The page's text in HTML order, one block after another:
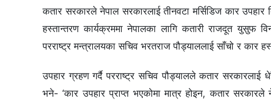
कतार सरकारले नेपाल सरकारलाई तीनवटा मर्सिडिज कार उपहार
हस्तान्तरण कार्यक्रममा नेपालका लागि कतारी राजदूत युसुफ
परराष्ट्र मन्त्रालयका सचिव भरतराज पौड्याललाई साँचो र कार
उपहार ग्रहण गर्दै परराष्ट्र सचिव पौड्यालले कतार
भने- ‘कार उपहार प्राप्त भएकोमा मात्र होइन, कतार सरकारले